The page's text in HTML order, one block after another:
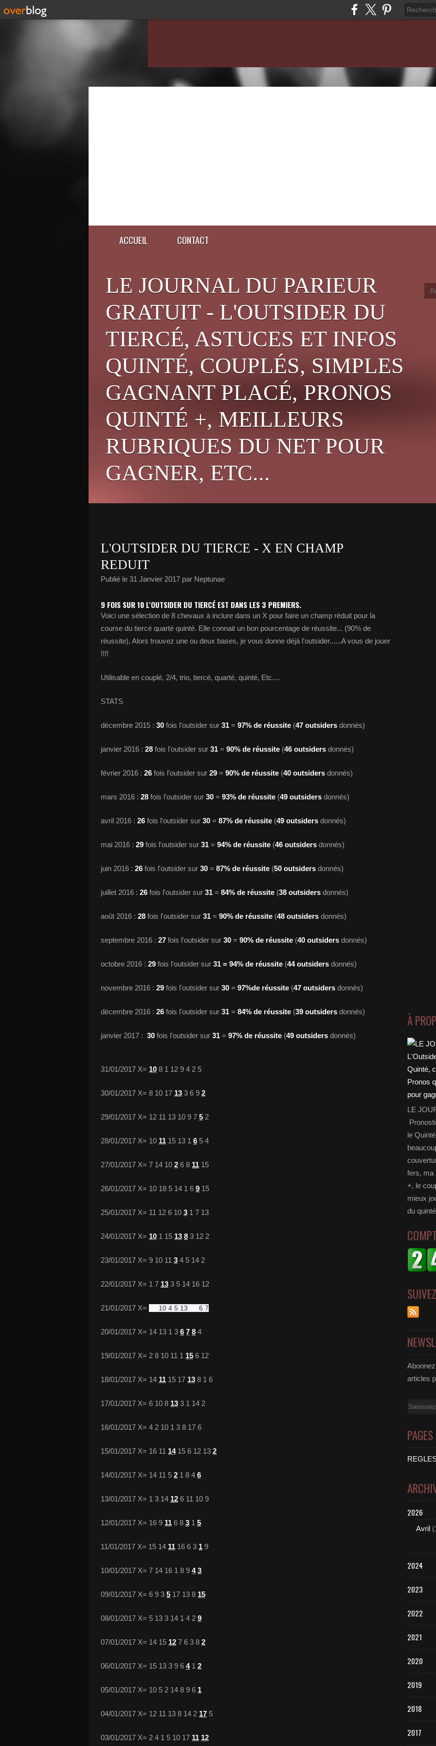
ACCUEIL CONTACT
LE JOURNAL DU PARIEUR
GRATUIT - L'OUTSIDER DU
TIERCÉ, ASTUCES ET INFOS
QUINTÉ, COUPLÉS, SIMPLES
GAGNANT PLACÉ, PRONOS
QUINTÉ +, MEILLEURS
RUBRIQUES DU NET POUR
GAGNER, ETC...
L'OUTSIDER DU TIERCE - X EN CHAMP
REDUIT
Publié le 31 Janvier 2017 par Neptunae
9 FOIS SUR 10 L'OUTSIDER DU TIERCÉ EST DANS LES 3 PREMIERS.
Voici une sélection de 8 chevaux à inclure dans un X pour faire un champ réduit pour la
course du tiercé quarté quinté. Elle connait un bon pourcentage de réussite... (90% de
réussite), Alors trouvez une ou deux bases, je vous donne déjà l'outsider......A vous de jouer
!!!!
Utilisable en couplé, 2/4, trio, tiercé, quarté, quinté, Etc....
STATS
décembre 2015 : 30 fois l'outsider sur 31 = 97% de réussite (47 outsiders donnés)
janvier 2016 : 28 fois l'outsider sur 31 = 90% de réussite (46 outsiders donnés)
février 2016 : 26 fois l'outsider sur 29 = 90% de réussite (40 outsiders donnés)
mars 2016 : 28 fois l'outsider sur 30 = 93% de réussite (49 outsiders donnés)
avril 2016 : 26 fois l'outsider sur 30 = 87% de réussite (49 outsiders donnés)
mai 2016 : 29 fois l'outsider sur 31 = 94% de réussite (46 outsiders donnés)
juin 2016 : 26 fois l'outsider sur 30 = 87% de réussite (50 outsiders donnés)
juillet 2016 : 26 fois l'outsider sur 31 = 84% de réussite (38 outsiders donnés)
août 2016 : 28 fois l'outsider sur 31 = 90% de réussite (48 outsiders donnés)
septembre 2016 : 27 fois l'outsider sur 30 = 90% de réussite (40 outsiders donnés)
octobre 2016 : 29 fois l'outsider sur 31 = 94% de réussite (44 outsiders donnés)
novembre 2016 : 29 fois l'outsider sur 30 = 97%de réussite (47 outsiders donnés)
décembre 2016 : 26 fois l'outsider sur 31 = 84% de réussite (39 outsiders donnés)
janvier 2017 : 30 fois l'outsider sur 31 = 97% de réussite (49 outsiders donnés)
31/01/2017 X= 10 8 1 12 9 4 2 5
30/01/2017 X= 8 10 17 13 3 6 9 2
29/01/2017 X= 12 11 13 10 9 7 5 2
28/01/2017 X= 10 11 15 13 1 6 5 4
27/01/2017 X= 7 14 10 2 6 8 11 15
26/01/2017 X= 10 18 5 14 1 6 9 15
25/01/2017 X= 11 12 6 10 3 1 7 13
24/01/2017 X= 10 1 15 13 8 3 12 2
23/01/2017 X= 9 10 11 3 4 5 14 2
22/01/2017 X= 1 7 13 3 5 14 16 12
21/01/2017 X= 10 4 5 13 6 7
20/01/2017 X= 14 13 1 3 6 7 8 4
19/01/2017 X= 2 8 10 11 1 15 6 12
18/01/2017 X= 14 11 15 17 13 8 1 6
17/01/2017 X= 6 10 8 13 3 1 14 2
16/01/2017 X= 4 2 10 1 3 8 17 6
15/01/2017 X= 16 11 1415 6 12 13 2
14/01/2017 X= 14 11 5 2 1 8 4 6
13/01/2017 X= 1 3 14 12 6 11 10 9
12/01/2017 X= 16 9 11 6 8 3 1 5
11/01/2017 X= 15 14 11 16 6 3 1 9
10/01/2017 X= 7 14 16 1 8 9 4 3
09/01/2017 X= 6 9 3 5 17 13 8 15
08/01/2017 X= 5 13 3 14 1 4 2 9
07/01/2017 X= 14 15 12 7 6 3 8 2
06/01/2017 X= 15 13 3 9 6 41 2
05/01/2017 X= 10 5 2 14 8 9 6 1
04/01/2017 X= 12 11 13 8 14 2 17 5
03/01/2017 X= 2 4 1 5 10 17 11 12
À
LE
le
fers, ma
+, le
mieux
du
articles
Email
PAGES
2026
Avril
2024
2023
2022
2021
2020
2019
2018
2017
Sign up today for free and be the first to get notified on new